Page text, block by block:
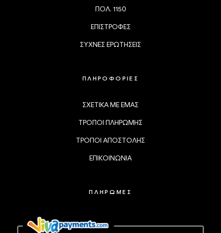
ΠΟΛ. 1150
ΕΠΙΣΤΡΟΦΕΣ
ΣΥΧΝΕΣ ΕΡΩΤΗΣΕΙΣ
ΠΛΗΡΟΦΟΡΙΕΣ
ΣΧΕΤΙΚΑ ΜΕ ΕΜΑΣ
ΤΡΟΠΟΙ ΠΛΗΡΩΜΗΣ
ΤΡΟΠΟΙ ΑΠΟΣΤΟΛΗΣ
ΕΠΙΚΟΙΝΩΝΙΑ
ΠΛΗΡΩΜΕΣ